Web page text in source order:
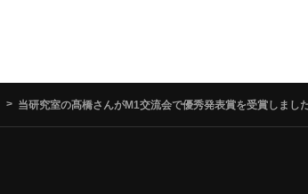
当研究室の髙橋さんがM1交流会で優秀発表賞を受賞しました